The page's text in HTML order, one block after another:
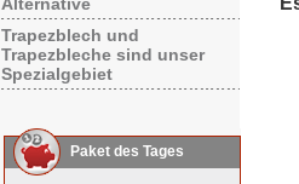
Trapezblech und
Trapezbleche sind unser
Spezialgebiet
Paket des Tages